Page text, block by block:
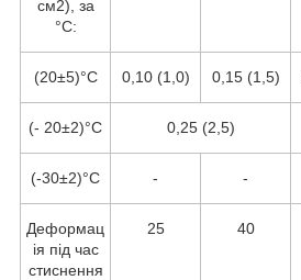
см2), за
°C:
(20±5)°С 0,10 (1,0) 0,15 (1,5)
(- 20±2)°С 0,25 (2,5)
(-30±2)°С - -
Деформац
ія під час
стиснення
25 40